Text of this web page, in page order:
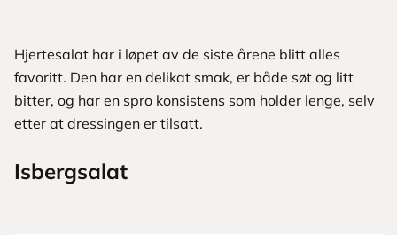
Hjertesalat har i løpet av de siste årene blitt alles
favoritt. Den har en delikat smak, er både søt og litt
bitter, og har en spro konsistens som holder lenge, selv
etter at dressingen er tilsatt.
Isbergsalat